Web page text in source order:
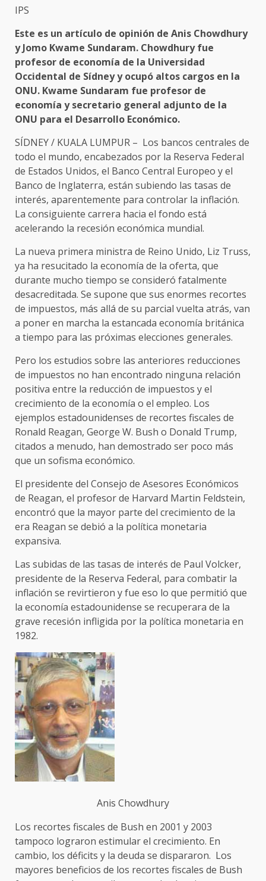
IPS
Este es un artículo de opinión de Anis Chowdhury
y Jomo Kwame Sundaram. Chowdhury fue
profesor de economía de la Universidad
Occidental de Sídney y ocupó altos cargos en la
ONU. Kwame Sundaram fue profesor de
economía y secretario general adjunto de la
ONU para el Desarrollo Económico.
SÍDNEY / KUALA LUMPUR – Los bancos centrales de
todo el mundo, encabezados por la Reserva Federal
de Estados Unidos, el Banco Central Europeo y el
Banco de Inglaterra, están subiendo las tasas de
interés, aparentemente para controlar la inflación.
La consiguiente carrera hacia el fondo está
acelerando la recesión económica mundial.
La nueva primera ministra de Reino Unido, Liz Truss,
ya ha resucitado la economía de la oferta, que
durante mucho tiempo se consideró fatalmente
desacreditada. Se supone que sus enormes recortes
de impuestos, más allá de su parcial vuelta atrás, van
a poner en marcha la estancada economía británica
a tiempo para las próximas elecciones generales.
Pero los estudios sobre las anteriores reducciones
de impuestos no han encontrado ninguna relación
positiva entre la reducción de impuestos y el
crecimiento de la economía o el empleo. Los
ejemplos estadounidenses de recortes fiscales de
Ronald Reagan, George W. Bush o Donald Trump,
citados a menudo, han demostrado ser poco más
que un sofisma económico.
El presidente del Consejo de Asesores Económicos
de Reagan, el profesor de Harvard Martin Feldstein,
encontró que la mayor parte del crecimiento de la
era Reagan se debió a la política monetaria
expansiva.
Las subidas de las tasas de interés de Paul Volcker,
presidente de la Reserva Federal, para combatir la
inflación se revirtieron y fue eso lo que permitió que
la economía estadounidense se recuperara de la
grave recesión infligida por la política monetaria en
1982.
Anis Chowdhury
Los recortes fiscales de Bush en 2001 y 2003
tampoco lograron estimular el crecimiento. En
cambio, los déficits y la deuda se dispararon. Los
mayores beneficios de los recortes fiscales de Bush